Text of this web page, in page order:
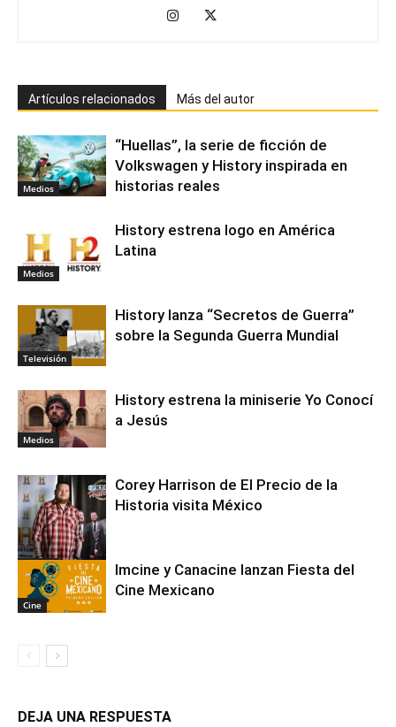
Artículos relacionados Más del autor
Medios
“Huellas”, la serie de ficción de
Volkswagen y History inspirada en
historias reales
Medios
History estrena logo en América
Latina
Televisión
History lanza “Secretos de Guerra”
sobre la Segunda Guerra Mundial
Medios
History estrena la miniserie Yo Conocí
a Jesús
Medios
Corey Harrison de El Precio de la
Historia visita México
Cine
Imcine y Canacine lanzan Fiesta del
Cine Mexicano
DEJA UNA RESPUESTA